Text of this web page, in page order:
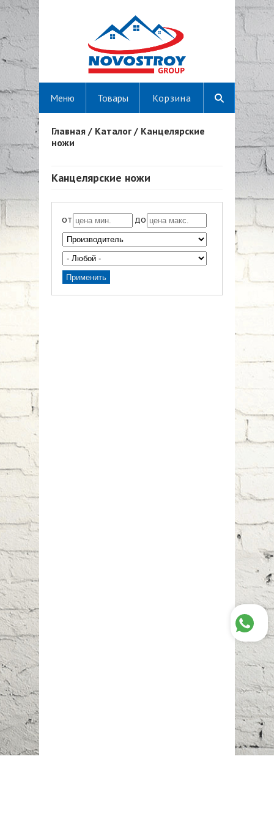
Корзина
Меню Товары
Вы здесь
Главная / Каталог / Канцелярские
ножи
Канцелярские ножи
от до